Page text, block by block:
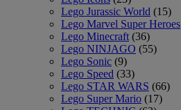
Lego Jurassic World (15)
Lego Marvel Super Heroes
Lego Minecraft (36)
Lego NINJAGO (55)
Lego Sonic (9)
Lego Speed (33)
Lego STAR WARS (66)
Lego Super Mario (17)